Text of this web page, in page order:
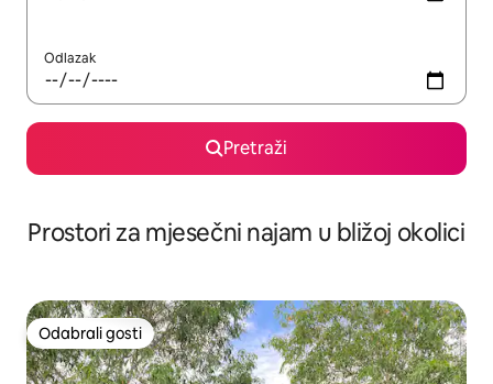
Odlazak
Pretraži
Prostori za mjesečni najam u bližoj okolici
Odabrali gosti
Odabrali gosti